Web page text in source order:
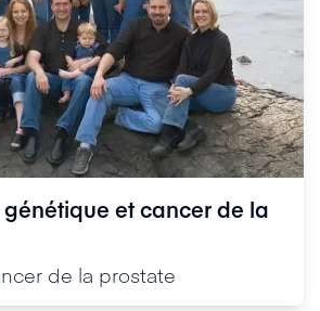
et cancer de la
de la prostate